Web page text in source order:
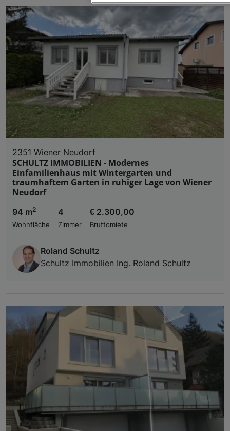
2351 Wiener Neudorf
SCHULTZ IMMOBILIEN - Modernes
Einfamilienhaus mit Wintergarten und
traumhaftem Garten in ruhiger Lage von Wiener
Neudorf
94 m2
Wohnfläche
4
Zimmer
€ 2.300,00
Bruttomiete
Roland Schultz
Schultz Immobilien Ing. Roland Schultz
Wir und unsere Partner
Verwendung genauer Standortdaten.
Zugriff auf Informationen auf einem Endgerät.
und der Performance von Inhalten,
Liste der Partner (Lieferanten)